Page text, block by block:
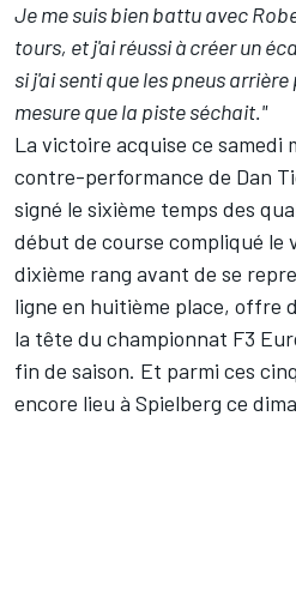
Je me suis bien battu avec
tours, et j'ai réussi à créer un
si j'ai senti que les pneus
mesure que la piste séchait."
La victoire acquise ce samedi
contre-performance de Dan
signé le sixième temps des
début de course compliqué le
dixième rang avant de se
ligne en huitième place, offre
la tête du championnat F3
fin de saison. Et parmi ces
encore lieu à Spielberg ce